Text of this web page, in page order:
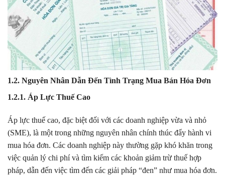
1.2. Nguyên Nhân Dẫn Đến Tình Trạng Mua Bán Hóa Đơn
1.2.1. Áp Lực Thuế Cao
Áp lực thuế cao, đặc biệt đối với các doanh nghiệp vừa và nhỏ
(SME), là một trong những nguyên nhân chính thúc đẩy hành vi
mua hóa đơn. Các doanh nghiệp này thường gặp khó khăn trong
việc quản lý chi phí và tìm kiếm các khoản giảm trừ thuế hợp
pháp, dẫn đến việc tìm đến các giải pháp “đen” như mua hóa đơn.